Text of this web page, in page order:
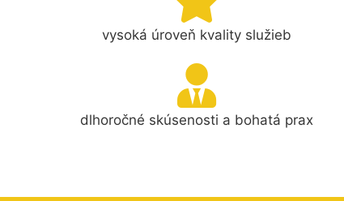
vysoká úroveň kvality služieb
dlhoročné skúsenosti a bohatá prax